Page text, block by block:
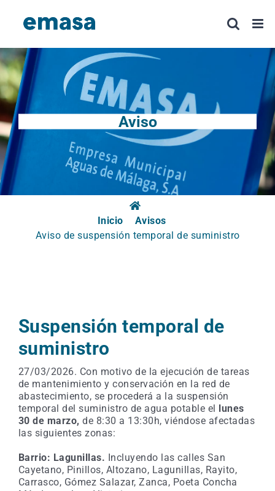
Aviso
Inicio
Avisos
Aviso de suspensión temporal de suministro
Suspensión temporal de
suministro
27/03/2026. Con motivo de la ejecución de tareas
de mantenimiento y conservación en la red de
abastecimiento, se procederá a la suspensión
temporal del suministro de agua potable el lunes
30 de marzo, de 8:30 a 13:30h, viéndose afectadas
las siguientes zonas:
Barrio: Lagunillas. Incluyendo las calles San
Cayetano, Pinillos, Altozano, Lagunillas, Rayito,
Carrasco, Gómez Salazar, Zanca, Poeta Concha